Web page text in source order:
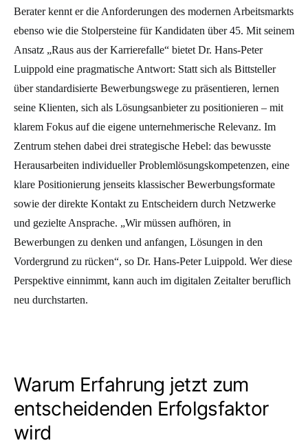
Berater kennt er die Anforderungen des modernen Arbeitsmarkts
ebenso wie die Stolpersteine für Kandidaten über 45. Mit seinem
Ansatz „Raus aus der Karrierefalle“ bietet Dr. Hans-Peter
Luippold eine pragmatische Antwort: Statt sich als Bittsteller
über standardisierte Bewerbungswege zu präsentieren, lernen
seine Klienten, sich als Lösungsanbieter zu positionieren – mit
klarem Fokus auf die eigene unternehmerische Relevanz. Im
Zentrum stehen dabei drei strategische Hebel: das bewusste
Herausarbeiten individueller Problemlösungskompetenzen, eine
klare Positionierung jenseits klassischer Bewerbungsformate
sowie der direkte Kontakt zu Entscheidern durch Netzwerke
und gezielte Ansprache. „Wir müssen aufhören, in
Bewerbungen zu denken und anfangen, Lösungen in den
Vordergrund zu rücken“, so Dr. Hans-Peter Luippold. Wer diese
Perspektive einnimmt, kann auch im digitalen Zeitalter beruflich
neu durchstarten.
Warum Erfahrung jetzt zum
entscheidenden Erfolgsfaktor
wird